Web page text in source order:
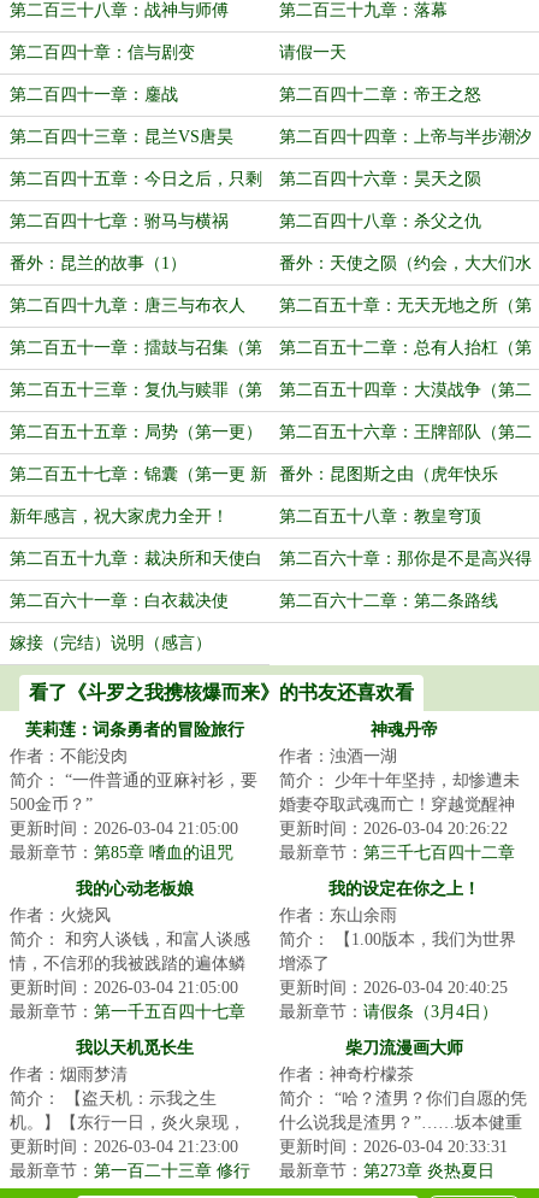
第二百三十八章：战神与师傅 第二百三十九章：落幕
第二百四十章：信与剧变 请假一天
第二百四十一章：鏖战 第二百四十二章：帝王之怒
第二百四十三章：昆兰VS唐昊 第二百四十四章：上帝与半步潮汐
第二百四十五章：今日之后，只剩
四人！
第二百四十六章：昊天之陨
第二百四十七章：驸马与横祸 第二百四十八章：杀父之仇
番外：昆兰的故事（1） 番外：天使之陨（约会，大大们水
水文~）
第二百四十九章：唐三与布衣人
（第一更）
第二百五十章：无天无地之所（第
二更）
第二百五十一章：擂鼓与召集（第
一更）
第二百五十二章：总有人抬杠（第
二更）
第二百五十三章：复仇与赎罪（第
一更）
第二百五十四章：大漠战争（第二
更）
第二百五十五章：局势（第一更） 第二百五十六章：王牌部队（第二
更）
第二百五十七章：锦囊（第一更 新
年快乐~）
番外：昆图斯之由（虎年快乐
呀！）
新年感言，祝大家虎力全开！ 第二百五十八章：教皇穹顶
第二百五十九章：裁决所和天使白
羽
第二百六十章：那你是不是高兴得
太早了？
第二百六十一章：白衣裁决使 第二百六十二章：第二条路线
嫁接（完结）说明（感言）
看了《斗罗之我携核爆而来》的书友还喜欢看
芙莉莲：词条勇者的冒险旅行
作者：不能没肉
简介： “一件普通的亚麻衬衫，要
500金币？”
“物超所值，我的朋...
更新时间：2026-03-04 21:05:00
最新章节： 第85章 嗜血的诅咒
（3/5 求首订）
神魂丹帝
作者：浊酒一湖
简介： 少年十年坚持，却惨遭未
婚妻夺取武魂而亡！穿越觉醒神
秘武魂的秦朗，发誓绝不再让别
人左右...
更新时间：2026-03-04 20:26:22
最新章节： 第三千七百四十二章
邪异种族
我的心动老板娘
作者：火烧风
简介： 和穷人谈钱，和富人谈感
情，不信邪的我被践踏的遍体鳞
伤...直到老板娘出现，我才发现
我...
更新时间：2026-03-04 21:05:00
最新章节： 第一千五百四十七章
我的设定在你之上！
作者：东山余雨
简介： 【1.00版本，我们为世界
增添了
“光”这一设定，于是便有...
更新时间：2026-03-04 20:40:25
最新章节： 请假条（3月4日）
我以天机觅长生
作者：烟雨梦清
简介： 【盗天机：示我之生
机。】【东行一日，炎火泉现，
饮泉淬体，可解情毒之厄。
更新时间：2026-03-04 21:23:00
最新章节： 第一百二十三章 修行
柴刀流漫画大师
作者：神奇柠檬茶
简介： “哈？渣男？你们自愿的凭
什么说我是渣男？”……坂本健重
生东京，一周目，把现实当成恋
爱...
更新时间：2026-03-04 20:33:31
最新章节： 第273章 炎热夏日